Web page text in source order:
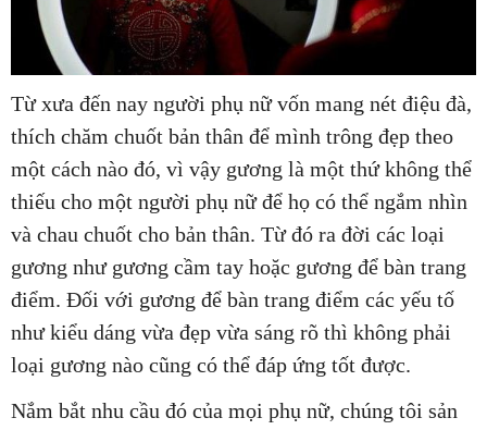
Từ xưa đến nay người phụ nữ vốn mang nét điệu đà,
thích chăm chuốt bản thân để mình trông đẹp theo
một cách nào đó, vì vậy gương là một thứ không thể
thiếu cho một người phụ nữ để họ có thể ngắm nhìn
và chau chuốt cho bản thân. Từ đó ra đời các loại
gương như gương cầm tay hoặc gương để bàn trang
điểm. Đối với gương để bàn trang điểm các yếu tố
như kiểu dáng vừa đẹp vừa sáng rõ thì không phải
loại gương nào cũng có thể đáp ứng tốt được.
Nắm bắt nhu cầu đó của mọi phụ nữ, chúng tôi sản